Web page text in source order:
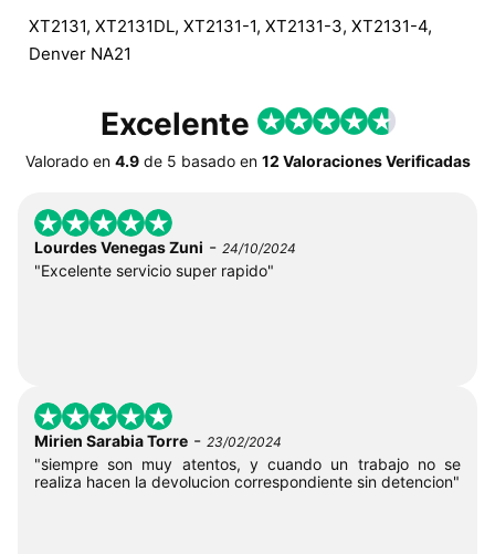
XT2131, XT2131DL, XT2131-1, XT2131-3, XT2131-4,
Denver NA21
Excelente
Valorado en 4.9de 5 basado en 12 Valoraciones Verificadas
Lourdes Venegas Zuni - 24/10/2024
"Excelente servicio super rapido"
Mirien Sarabia Torre - 23/02/2024
"siempre son muy atentos, y cuando un trabajo no se
realiza hacen la devolucion correspondiente sin detencion"